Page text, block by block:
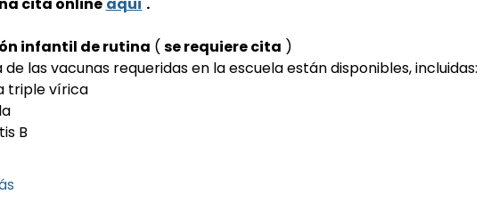
infantil de rutina ( se requiere cita )
de las vacunas requeridas en la escuela están disponibles, incluidas:
triple vírica
B